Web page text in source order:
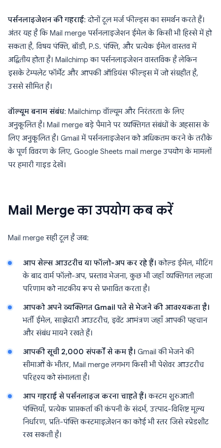
पर्सनलाइजेशन की गहराई: दोनों टूल मर्ज फील्ड्स का समर्थन करते हैं।
अंतर यह है कि Mail merge पर्सनलाइजेशन ईमेल के किसी भी हिस्से में हो
सकता है, विषय पंक्ति, बॉडी, P.S. पंक्ति, और प्रत्येक ईमेल वास्तव में
अद्वितीय होता है। Mailchimp का पर्सनलाइजेशन वास्तविक है लेकिन
इसके टेम्पलेट फॉर्मेट और आपकी ऑडियंस फील्ड्स में जो संग्रहीत है,
उससे सीमित है।
वॉल्यूम बनाम संबंध: Mailchimp वॉल्यूम और निरंतरता के लिए
अनुकूलित है। Mail merge बड़े पैमाने पर व्यक्तिगत संबंधों के अहसास के
लिए अनुकूलित है। Gmail में पर्सनलाइजेशन को अधिकतम करने के तरीके
के पूर्ण विवरण के लिए, Google Sheets mail merge उपयोग के मामलों
पर हमारी गाइड देखें।
Mail Merge का उपयोग कब करें
Mail merge सही टूल है जब:
आप सेल्स आउटरीच या फॉलो-अप कर रहे हैं। कोल्ड ईमेल, मीटिंग
के बाद वार्म फॉलो-अप, प्रस्ताव भेजना, कुछ भी जहाँ व्यक्तिगत लहजा
परिणाम को नाटकीय रूप से प्रभावित करता है।
आपको अपने व्यक्तिगत Gmail पते से भेजने की आवश्यकता है।
भर्ती ईमेल, साझेदारी आउटरीच, इवेंट आमंत्रण जहाँ आपकी पहचान
और संबंध मायने रखते हैं।
आपकी सूची 2,000 संपर्कों से कम है। Gmail की भेजने की
सीमाओं के भीतर, Mail merge लगभग किसी भी पेशेवर आउटरीच
परिदृश्य को संभालता है।
आप गहराई से पर्सनलाइज करना चाहते हैं। कस्टम शुरुआती
पंक्तियाँ, प्रत्येक प्राप्तकर्ता की कंपनी के संदर्भ, उत्पाद-विशिष्ट मूल्य
निर्धारण, प्रति-पंक्ति कस्टमाइज़ेशन का कोई भी स्तर जिसे स्प्रेडशीट
रख सकती है।